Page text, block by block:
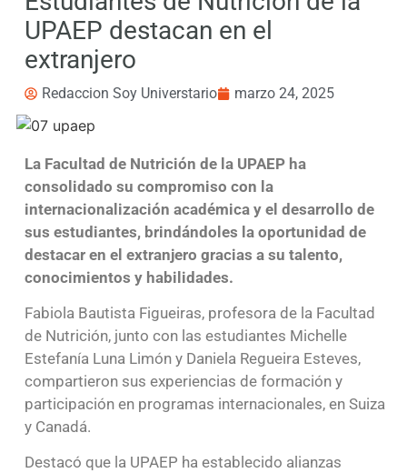
UPAEP destacan en el
extranjero
Redaccion Soy Universtario marzo 24, 2025
La Facultad de Nutrición de la UPAEP ha
consolidado su compromiso con la
internacionalización académica y el desarrollo de
sus estudiantes, brindándoles la oportunidad de
destacar en el extranjero gracias a su talento,
conocimientos y habilidades.
Fabiola Bautista Figueiras, profesora de la Facultad
de Nutrición, junto con las estudiantes Michelle
Estefanía Luna Limón y Daniela Regueira Esteves,
compartieron sus experiencias de formación y
participación en programas internacionales, en Suiza
y Canadá.
Destacó que la UPAEP ha establecido alianzas